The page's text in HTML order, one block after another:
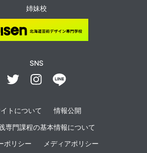
姉妹校
SNS
トについて 情報公開
専門課程の基本情報について
ポリシー メディアポリシー